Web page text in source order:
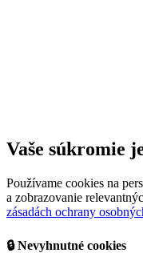
Vaše súkromie
Používame cookies na
a zobrazovanie
zásadách ochrany
🔒 Nevyhnutné cookies